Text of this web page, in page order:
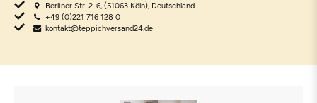
Berliner Str. 2-6, (51063 Köln), Deutschland
+49 (0)221 716 128 0
kontakt@teppichversand24.de